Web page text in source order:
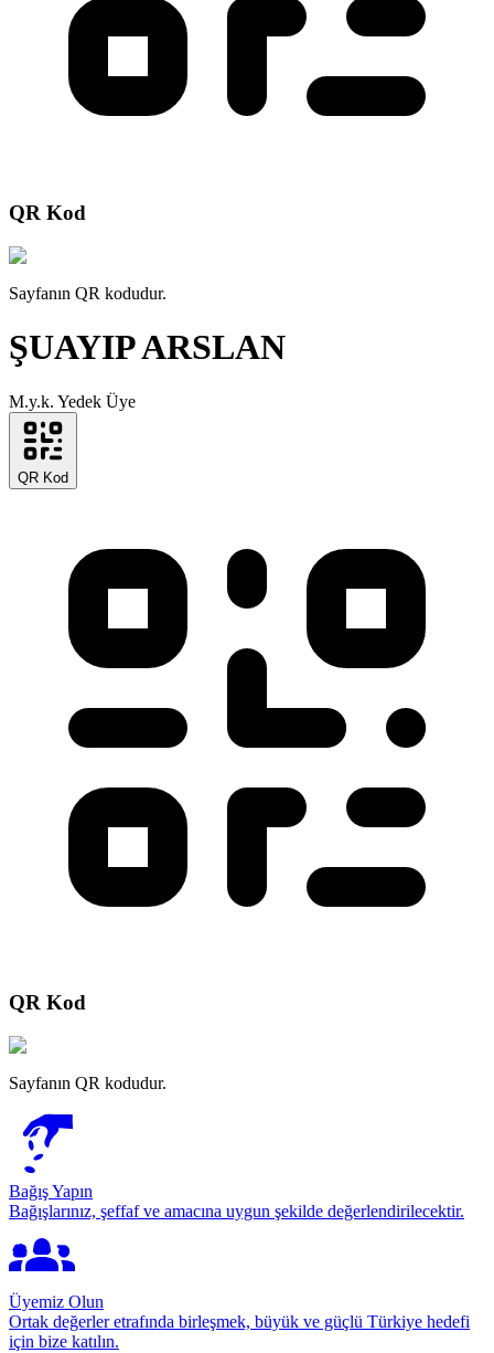
QR Kod
Sayfanın QR kodudur.
ŞUAYIP ARSLAN
M.y.k. Yedek Üye
QR Kod
QR Kod
Sayfanın QR kodudur.
Bağış Yapın
Bağışlarınız, şeffaf ve amacına uygun şekilde değerlendirilecektir.
Üyemiz Olun
Ortak değerler etrafında birleşmek, büyük ve güçlü Türkiye hedefi
için bize katılın.